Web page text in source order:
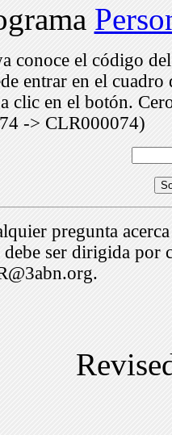
conoce el código
entrar en el
clic en el botón.
-> CLR000074)
pregunta
debe ser dirigida por